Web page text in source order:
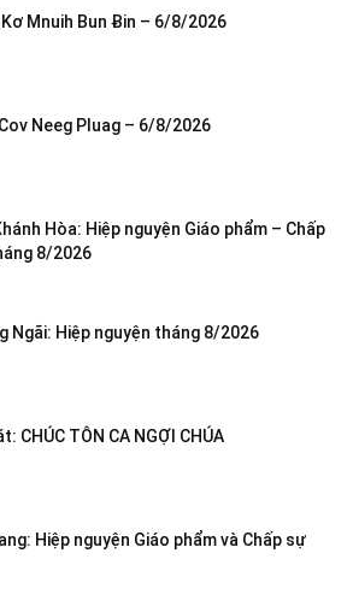
Kơ Mnuih Bun Ƀin – 6/8/2026
Neeg Pluag – 6/8/2026
Hòa: Hiệp nguyện Giáo phẩm – Chấp
8/2026
Ngãi: Hiệp nguyện tháng 8/2026
CHÚC TÔN CA NGỢI CHÚA
Hiệp nguyện Giáo phẩm và Chấp sự